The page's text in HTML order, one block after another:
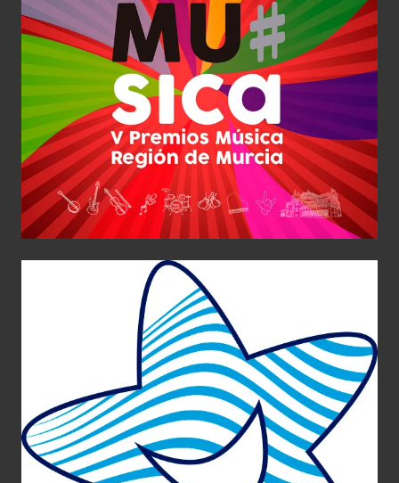
Premios Música 5
Diseño Gráfico Web
Teatria
Diseño de Producto Diseño galardón Diseño Gráfico Editorial
Web